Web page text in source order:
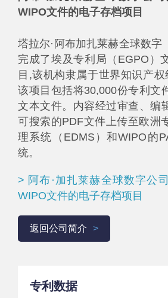
WIPO文件的电子存档项目
塔拉尔·阿布加扎莱赫全球数字
完成了埃及专利局（EGPO）
目,该机构隶属于世界知识产权
该项目包括将30,000份专利文
文本文件。内容经过审查、编
可搜索的PDF文件上传至欧洲
理系统（EDMS）和WIPO的
统。
> 阿布·加扎莱赫全球数字公
WIPO文件的电子存档项目
返回公司简介
专利数据